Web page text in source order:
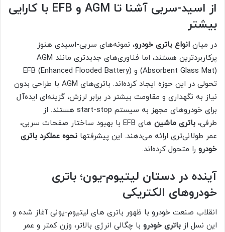
از اسید-سربی آشنا تا AGM و EFB با کارایی
بیشتر
در میان انواع باتری خودرو، نمونه‌های سربی-اسیدی هنوز
پرکاربردترین هستند، اما فناوری‌های جدیدتری مانند AGM
(Absorbent Glass Mat) و EFB (Enhanced Flooded Battery)
تحولی در این حوزه ایجاد کرده‌اند. باتری‌های AGM با طراحی بدون
نیاز به نگهداری و مقاومت بیشتر در برابر لرزش، گزینه‌ای ایده‌آل
برای خودروهای مجهز به سیستم start-stop هستند. از
طرفی، باتری ماشین
های EFB با بهبود ساختار صفحات سربی،
عمر طولانی‌تری ارائه می‌دهند. این پیشرفتها نحوه عملکرد باتری
خودرو را متحول کرده‌اند.
آینده در دستان لیتیوم-یون؛ باتری
خودروهای الکتریکی
انقلاب صنعت خودرو با ظهور باتری های لیتیوم-یونی آغاز شده و
این نسل از باتری خودرو با چگالی انرژی بالاتر، وزن کمتر و عمر